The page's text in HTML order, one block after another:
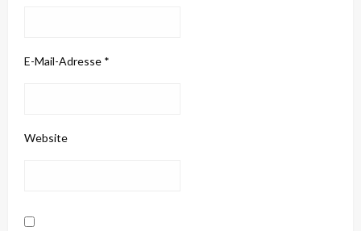
E-Mail-Adresse *
Website